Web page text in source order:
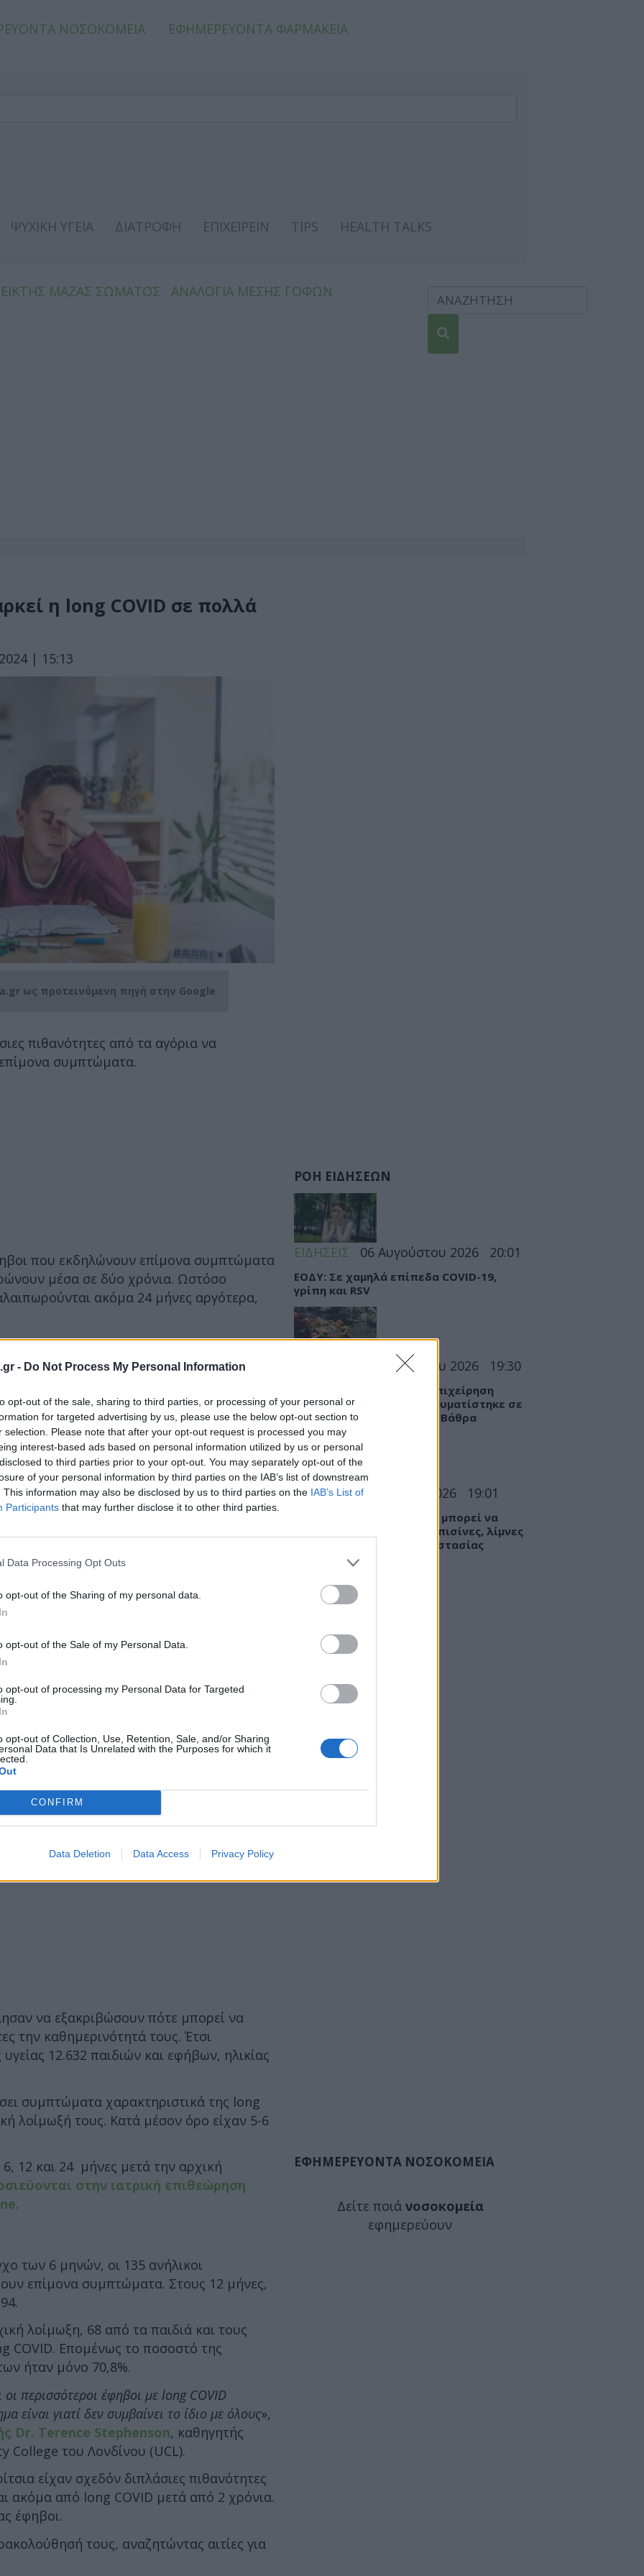
- Do Not Process My Personal Information
opt-out of the sale, sharing to third parties, or processing of your personal or
for targeted advertising by us, please use the below opt-out section to
selection. Please note that after your opt-out request is processed you may
interest-based ads based on personal information utilized by us or personal
to third parties prior to your opt-out. You may separately opt-out of the
of your personal information by third parties on the IAB’s list of downstream
This information may also be disclosed by us to third parties on the IAB’s List of
Participants that may further disclose it to other third parties.
Data Processing Opt Outs
opt-out of the Sharing of my personal data.
opt-out of the Sale of my Personal Data.
opt-out of processing my Personal Data for Targeted
opt-out of Collection, Use, Retention, Sale, and/or Sharing
Data that Is Unrelated with the Purposes for which it
CONFIRM
Data Deletion Data Access Privacy Policy
ΝΟΣΟΚΟΜΕΙΑ ΕΦΗΜΕΡΕΥΟΝΤΑ ΦΑΡΜΑΚΕΙΑ
ΨΥΧΙΚΗ ΥΓΕΙΑ ΔΙΑΤΡΟΦΗ ΕΠΙΧΕΙΡΕΙΝ TIPS
HEALTH TALKS
ΜΑΖΑΣ ΣΩΜΑΤΟΣ
ΑΝΑΛΟΓΙΑ ΜΕΣΗΣ ΓΟΦΩΝ
η long COVID σε πολλά
| 15:13
ως προτεινόμενη πηγή στην Google
πιθανότητες από τα αγόρια να
συμπτώματα.
που εκδηλώνουν επίμονα συμπτώματα
μέσα σε δύο χρόνια. Ωστόσο
ακόμα 24 μήνες αργότερα,
αναπτύσσεται μήνες ή εβδομάδες μετά
Οι πάσχοντες ταλαιπωρούνται από
να διεκπεραιώνουν τις καθημερινές
να πλήξουν την ψυχική τους διάθεση.
να εξακριβώσουν πότε μπορεί να
την καθημερινότητά τους. Έτσι
12.632 παιδιών και εφήβων, ηλικίας
συμπτώματα χαρακτηριστικά της long
λοίμωξή τους. Κατά μέσον όρο είχαν 5-6
12 και 24 μήνες μετά την αρχική
στην ιατρική επιθεώρηση
.
των 6 μηνών, οι 135 ανήλικοι
επίμονα συμπτώματα. Στους 12 μήνες,
λοίμωξη, 68 από τα παιδιά και τους
Επομένως το ποσοστό της
ήταν μόνο 70,8%.
περισσότεροι έφηβοι με long COVID
είναι γιατί δεν συμβαίνει το ίδιο με όλους»,
Dr. Terence Stephenson, καθηγητής
College του Λονδίνου (UCL).
είχαν σχεδόν διπλάσιες πιθανότητες
ακόμα από long COVID μετά από 2 χρόνια.
έφηβοι.
τους, αναζητώντας αιτίες για
ΡΟΗ ΕΙΔΗΣΕΩΝ
ΕΙΔΗΣΕΙΣ 06 Αυγούστου 2026 20:01
ΕΟΔΥ: Σε χαμηλά επίπεδα COVID-19,
γρίπη και RSV
06 Αυγούστου 2026 19:30
Σαμοθράκη: Αγωνιώδης επιχείρηση
διάσωσης 15χρονης – Τραυματίστηκε σε
δύσβατο σημείο στη Γριά Βάθρα
ΥΓΕΙΑ 06 Αυγούστου 2026 19:01
5 σοβαρές λοιμώξεις που μπορεί να
πάθουμε από το νερό σε πισίνες, λίμνες
και ποτάμια – Μέτρα προστασίας
ΕΦΗΜΕΡΕΥΟΝΤΑ ΝΟΣΟΚΟΜΕΙΑ
Δείτε ποιά νοσοκομεία
εφημερεύουν